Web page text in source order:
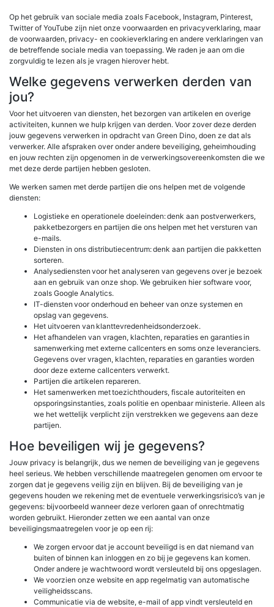
Op het gebruik van sociale media zoals Facebook, Instagram, Pinterest,
Twitter of YouTube zijn niet onze voorwaarden en privacyverklaring, maar
de voorwaarden, privacy- en cookieverklaring en andere verklaringen van
de betreffende sociale media van toepassing. We raden je aan om die
zorgvuldig te lezen als je vragen hierover hebt.
Welke gegevens verwerken derden van
jou?
Voor het uitvoeren van diensten, het bezorgen van artikelen en overige
activiteiten, kunnen we hulp krijgen van derden. Voor zover deze derden
jouw gegevens verwerken in opdracht van Green Dino, doen ze dat als
verwerker. Alle afspraken over onder andere beveiliging, geheimhouding
en jouw rechten zijn opgenomen in de verwerkingsovereenkomsten die we
met deze derde partijen hebben gesloten.
We werken samen met derde partijen die ons helpen met de volgende
diensten:
Logistieke en operationele doeleinden: denk aan postverwerkers,
pakketbezorgers en partijen die ons helpen met het versturen van
e-mails.
Diensten in ons distributiecentrum: denk aan partijen die pakketten
sorteren.
Analysediensten voor het analyseren van gegevens over je bezoek
aan en gebruik van onze shop. We gebruiken hier software voor,
zoals Google Analytics.
IT-diensten voor onderhoud en beheer van onze systemen en
opslag van gegevens.
Het uitvoeren van klanttevredenheidsonderzoek.
Het afhandelen van vragen, klachten, reparaties en garanties in
samenwerking met externe callcenters en soms onze leveranciers.
Gegevens over vragen, klachten, reparaties en garanties worden
door deze externe callcenters verwerkt.
Partijen die artikelen repareren.
Het samenwerken met toezichthouders, fiscale autoriteiten en
opsporingsinstanties, zoals politie en openbaar ministerie. Alleen als
we het wettelijk verplicht zijn verstrekken we gegevens aan deze
partijen.
Hoe beveiligen wij je gegevens?
Jouw privacy is belangrijk, dus we nemen de beveiliging van je gegevens
heel serieus. We hebben verschillende maatregelen genomen om ervoor te
zorgen dat je gegevens veilig zijn en blijven. Bij de beveiliging van je
gegevens houden we rekening met de eventuele verwerkingsrisico’s van je
gegevens: bijvoorbeeld wanneer deze verloren gaan of onrechtmatig
worden gebruikt. Hieronder zetten we een aantal van onze
beveiligingsmaatregelen voor je op een rij:
We zorgen ervoor dat je account beveiligd is en dat niemand van
buiten of binnen kan inloggen en zo bij je gegevens kan komen.
Onder andere je wachtwoord wordt versleuteld bij ons opgeslagen.
We voorzien onze website en app regelmatig van automatische
veiligheidsscans.
Communicatie via de website, e-mail of app vindt versleuteld en